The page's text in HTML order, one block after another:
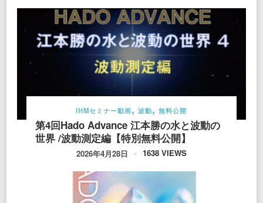
IHMセミナー動画 波動 無料公開
第4回Hado Advance 江本勝の水と波動の
世界 /波動測定編【特別無料公開】
2026年4月28日 1638 VIEWS